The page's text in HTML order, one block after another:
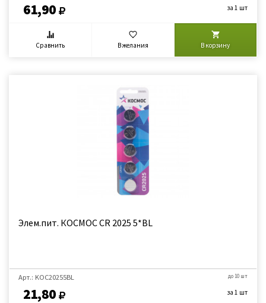
61,90 за 1 шт
Сравнить В желания В корзину
Элем.пит. КОСМОС CR 2025 5*BL
Арт.: KOC20255BL
21,80
до 10 шт
за 1 шт